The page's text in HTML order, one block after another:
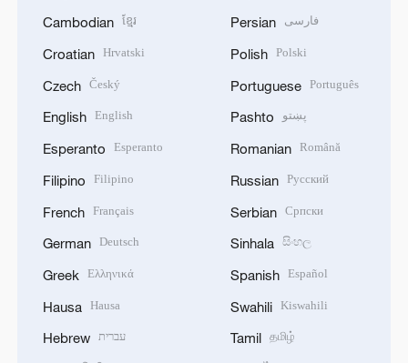
Cambodian ខ្មែរ
Croatian Hrvatski
Czech Český
English English
Esperanto Esperanto
Filipino Filipino
French Français
German Deutsch
Greek Ελληνικά
Hausa Hausa
Hebrew עברית
Persian فارسی
Polish Polski
Portuguese Português
Pashto پښتو
Romanian Română
Russian Русский
Serbian Српски
Sinhala සිංහල
Spanish Español
Swahili Kiswahili
Tamil தமிழ்